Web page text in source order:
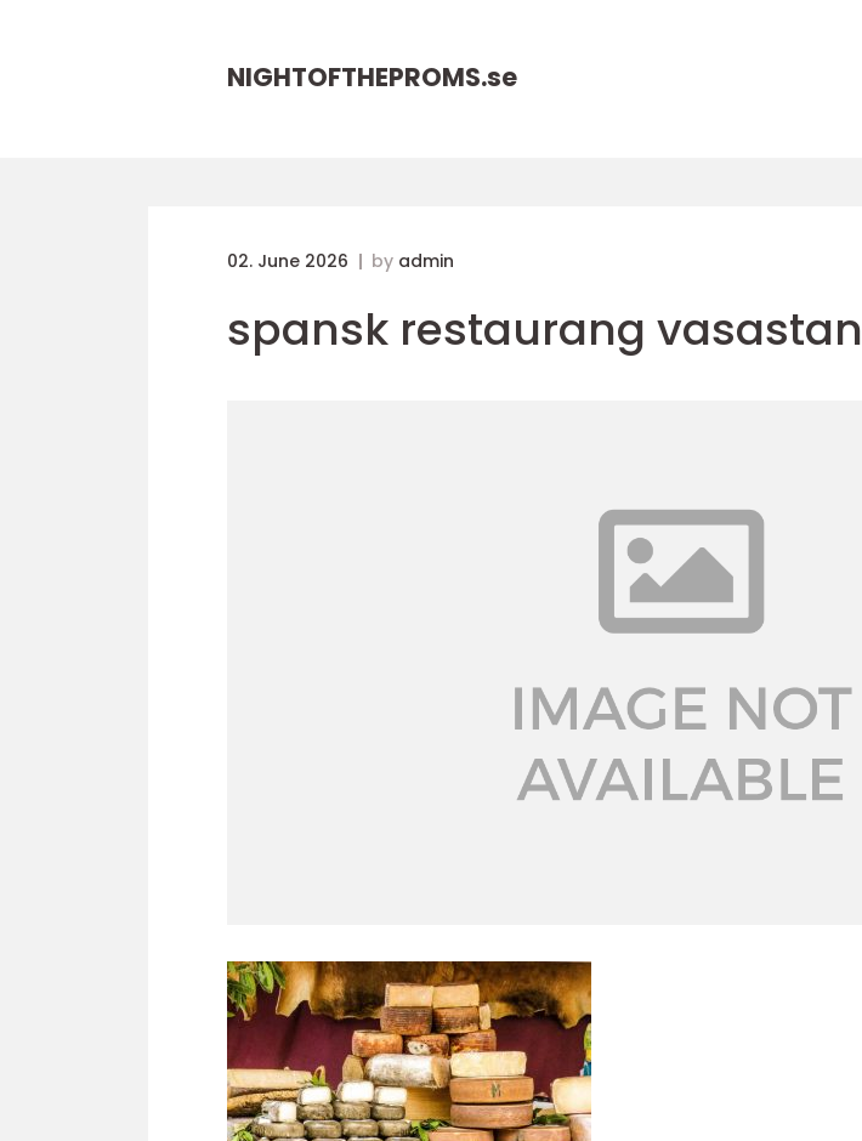
NIGHTOFTHEPROMS.se
02. June 2026 by admin
spansk restaurang vasastan